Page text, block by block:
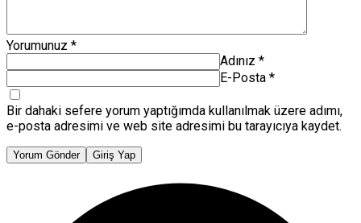
Yorumunuz *
Adınız *
E-Posta *
Bir dahaki sefere yorum yaptığımda kullanılmak üzere adımı,
e-posta adresimi ve web site adresimi bu tarayıcıya kaydet.
Yorum Gönder Giriş Yap